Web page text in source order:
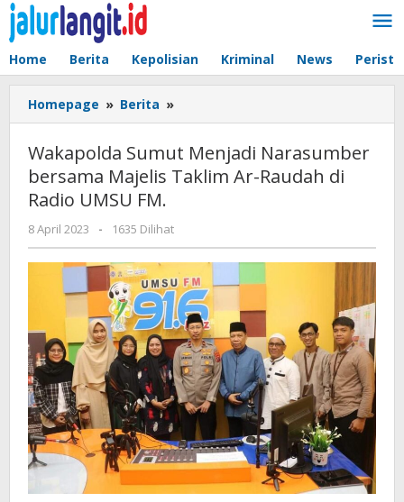
Lewati
konten
Home Berita Kepolisian Kriminal News
Homepage » Berita »
Sumut
Narasumber
bersama
Raudah
di
Radio
UMSU
FM.
Wakapolda Sumut Menjadi Narasumber
bersama Majelis Taklim Ar-Raudah di
Radio UMSU FM.
8 April 2023
oleh
admin
- 1635 Dilihat